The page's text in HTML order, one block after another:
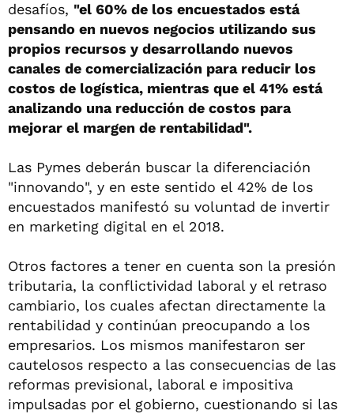
desafíos, "el 60% de los encuestados está
pensando en nuevos negocios utilizando sus
propios recursos y desarrollando nuevos
canales de comercialización para reducir los
costos de logística, mientras que el 41% está
analizando una reducción de costos para
mejorar el margen de rentabilidad".
Las Pymes deberán buscar la diferenciación
"innovando", y en este sentido el 42% de los
encuestados manifestó su voluntad de invertir
en marketing digital en el 2018.
Otros factores a tener en cuenta son la presión
tributaria, la conflictividad laboral y el retraso
cambiario, los cuales afectan directamente la
rentabilidad y continúan preocupando a los
empresarios. Los mismos manifestaron ser
cautelosos respecto a las consecuencias de las
reformas previsional, laboral e impositiva
impulsadas por el gobierno, cuestionando si las